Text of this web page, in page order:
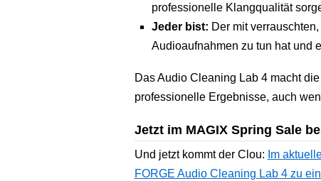
professionelle Klangqualität
Jeder bist: Der mit
Audioaufnahmen zu tun hat und
Das Audio Cleaning Lab 4 macht
professionelle Ergebnisse, auch
Jetzt im MAGIX Spring Sale
Und jetzt kommt der Clou: Im
FORGE Audio Cleaning Lab 4 zu